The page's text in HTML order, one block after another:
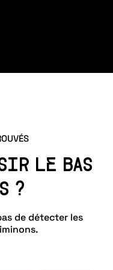
LE BAS
?
de détecter les